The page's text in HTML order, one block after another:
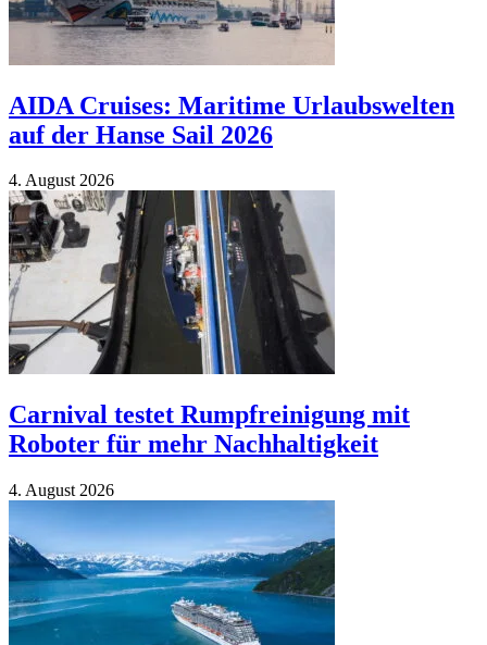
AIDA Cruises: Maritime Urlaubswelten
auf der Hanse Sail 2026
4. Au­gust 2026
Carnival testet Rumpfreinigung mit
Roboter für mehr Nachhaltigkeit
4. Au­gust 2026